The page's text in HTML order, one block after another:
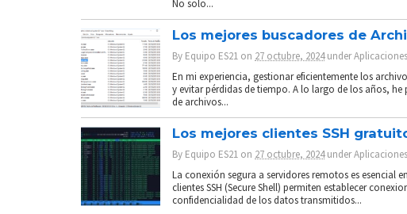
No solo...
Los mejores buscadores de
By Equipo ES21 on 27 octubre, 2024 underAplicaciones
En mi experiencia, gestionar eficientemente los
y evitar pérdidas de tiempo. A lo largo de los años,
de archivos...
Los mejores clientes SSH
By Equipo ES21 on 27 octubre, 2024 underAplicaciones
La conexión segura a servidores remotos es esencial
clientes SSH (Secure Shell) permiten establecer
confidencialidad de los datos transmitidos...